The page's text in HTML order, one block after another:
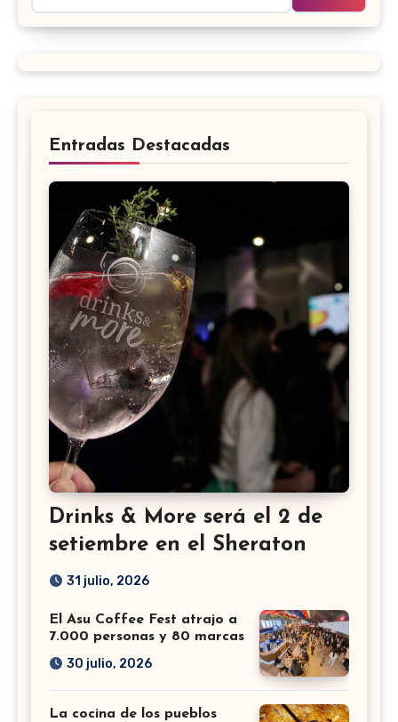
Entradas Destacadas
Drinks & More será el 2 de
setiembre en el Sheraton
31 julio, 2026
El Asu Coffee Fest atrajo a
7.000 personas y 80 marcas
30 julio, 2026
La cocina de los pueblos